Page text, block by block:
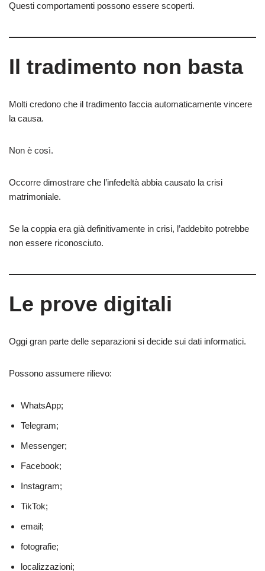
Questi comportamenti possono essere scoperti.
Il tradimento non basta
Molti credono che il tradimento faccia automaticamente vincere
la causa.
Non è così.
Occorre dimostrare che l’infedeltà abbia causato la crisi
matrimoniale.
Se la coppia era già definitivamente in crisi, l’addebito potrebbe
non essere riconosciuto.
Le prove digitali
Oggi gran parte delle separazioni si decide sui dati informatici.
Possono assumere rilievo:
WhatsApp;
Telegram;
Messenger;
Facebook;
Instagram;
TikTok;
email;
fotografie;
localizzazioni;